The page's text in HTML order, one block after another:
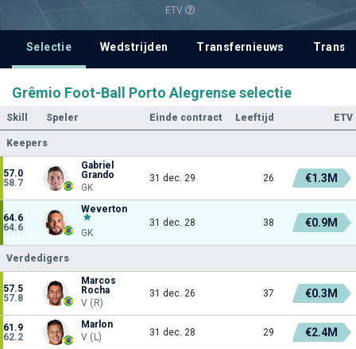
ETV
Selectie Wedstrijden Transfernieuws
Grêmio Foot-Ball Porto Alegrense selectie
Skill Speler Einde contract Leeftijd ETV
Keepers
57.0
58.7
Gabriel
Grando
GK
31 dec. 29 26 €1.3M
64.6
64.6
Weverton
GK
31 dec. 28 38 €0.9M
Verdedigers
57.5
57.8
Marcos
Rocha
V (R)
31 dec. 26 37 €0.3M
61.9
62.2
Marlon
V (L)
31 dec. 28 29 €2.4M